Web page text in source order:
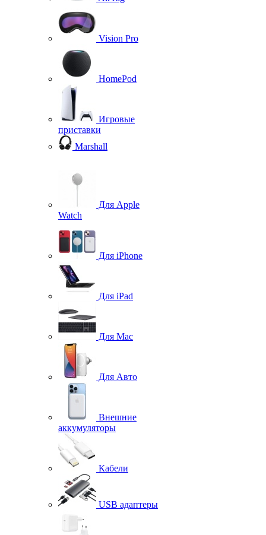
Vision Pro
HomePod
Игровые
приставки
Marshall
Для Apple
Watch
Для iPhone
Для iPad
Для Mac
Для Авто
Внешние
аккумуляторы
Кабели
USB адаптеры